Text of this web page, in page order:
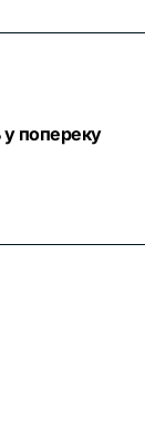
у попереку